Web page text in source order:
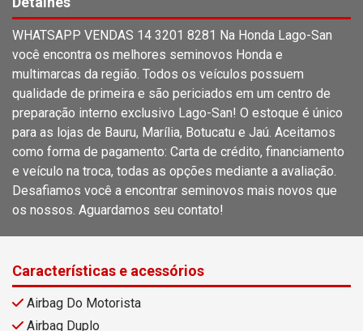
WHATSAPP VENDAS 14 3201 8281 Na Honda Lago-San
você encontra os melhores seminovos Honda e
multimarcas da região. Todos os veículos possuem
qualidade de primeira e são periciados em um centro de
preparação interno exclusivo Lago-San! O estoque é único
para as lojas de Bauru, Marília, Botucatu e Jaú. Aceitamos
como forma de pagamento: Carta de crédito, financiamento
e veículo na troca, todas as opções mediante a avaliação.
Desafiamos você a encontrar seminovos mais novos que
os nossos. Aguardamos seu contato!
Características e acessórios
Airbag Do Motorista
Airbag Duplo